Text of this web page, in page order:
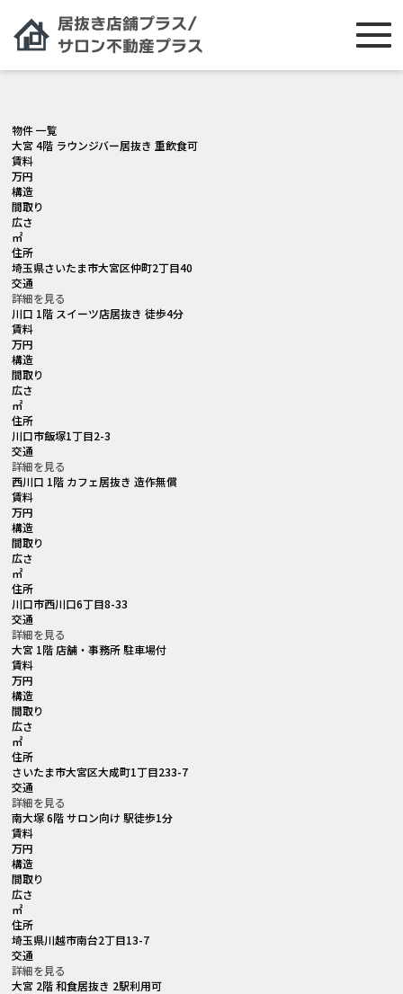
物件 一覧
大宮 4階 ラウンジバー居抜き 重飲食可
賃料
万円
構造
間取り
広さ
㎡
住所
埼玉県さいたま市大宮区仲町2丁目40
交通
詳細を見る
川口 1階 スイーツ店居抜き 徒歩4分
賃料
万円
構造
間取り
広さ
㎡
住所
川口市飯塚1丁目2-3
交通
詳細を見る
西川口 1階 カフェ居抜き 造作無償
賃料
万円
構造
間取り
広さ
㎡
住所
川口市西川口6丁目8-33
交通
詳細を見る
大宮 1階 店舗・事務所 駐車場付
賃料
万円
構造
間取り
広さ
㎡
住所
さいたま市大宮区大成町1丁目233-7
交通
詳細を見る
南大塚 6階 サロン向け 駅徒歩1分
賃料
万円
構造
間取り
広さ
㎡
住所
埼玉県川越市南台2丁目13-7
交通
詳細を見る
大宮 2階 和食居抜き 2駅利用可